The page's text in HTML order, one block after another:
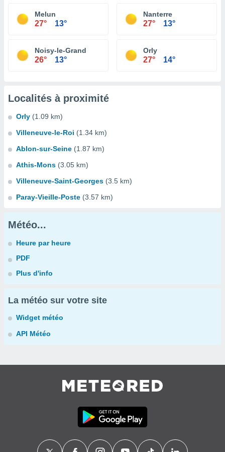
Melun
27° 13°
Nanterre
27° 13°
Noisy-le-Grand
26° 13°
Orly
27° 14°
Localités à proximité
Orly (1.09 km)
Villeneuve-le-Roi (1.34 km)
Ablon-sur-Seine (1.87 km)
Athis-Mons (3.05 km)
Villeneuve-Saint-Georges (3.5 km)
Paray-Vieille-Poste (3.57 km)
Météo...
Heure par heure
PDF
Plus d'info
La météo sur votre site
Widget météo
API Météo